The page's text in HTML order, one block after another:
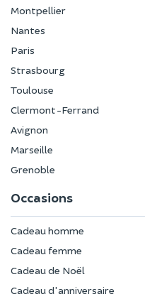
Montpellier
Nantes
Paris
Strasbourg
Toulouse
Clermont-Ferrand
Avignon
Marseille
Grenoble
Occasions
Cadeau homme
Cadeau femme
Cadeau de Noël
Cadeau d'anniversaire